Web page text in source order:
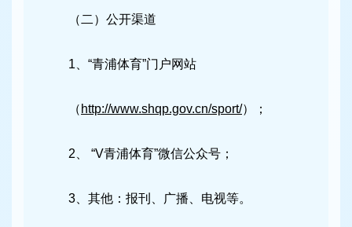
（二）公开渠道
1、“青浦体育”门户网站
（ http://www.shqp.gov.cn/sport/）；
2、 “V青浦体育”微信公众号；
3、其他：报刊、广播、电视等。